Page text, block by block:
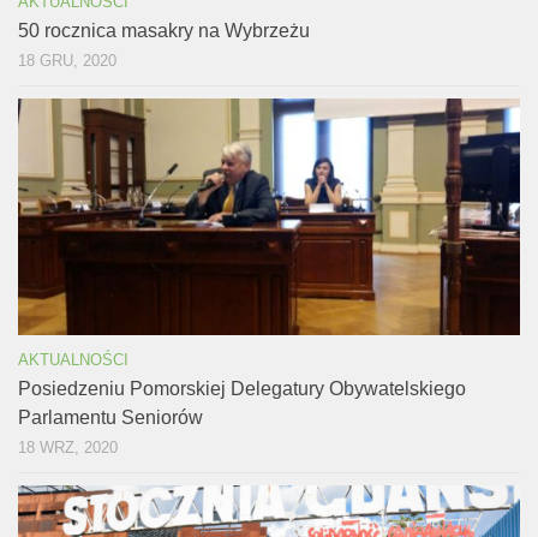
50 rocznica masakry na Wybrzeżu
18 GRU, 2020
AKTUALNOŚCI
Posiedzeniu Pomorskiej Delegatury Obywatelskiego
Parlamentu Seniorów
18 WRZ, 2020